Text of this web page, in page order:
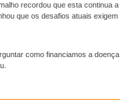
recordou que esta continua a
que os desafios atuais exigem
como financiamos a doença.